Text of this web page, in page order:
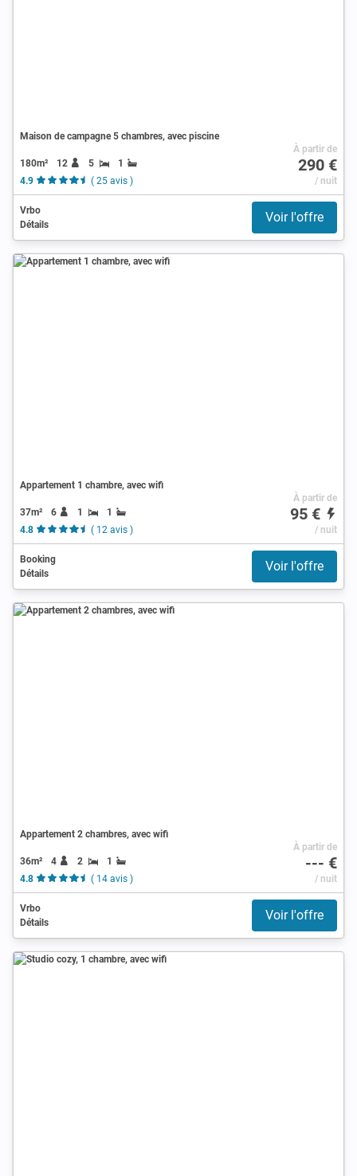
Maison de campagne 5 chambres, avec piscine
180m² 12 5
1
4.9
( 25 avis )
À partir de
290 €
/ nuit
Vrbo
Détails
Voir l'offre
Appartement 1 chambre, avec wifi
37m² 6 1
1
4.8
( 12 avis )
À partir de
95 €
/ nuit
Booking
Détails
Voir l'offre
Appartement 2 chambres, avec wifi
36m² 4 2
1
4.8
( 14 avis )
À partir de
--- €
/ nuit
Vrbo
Détails
Voir l'offre